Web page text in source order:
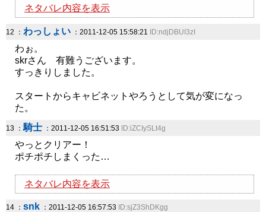
ネタバレ内容を表示
12 ： わっしょい ：2011-12-05 15:58:21 ID:ndjDBUI3zI
わぉ。
skrさん 有難うございます。
すっきりしました。
スタートからキャビネットやろうとして気が変になっ
た。
13 ：騎士 ：2011-12-05 16:51:53 ID:iZCIySLt4g
やっとクリアー！
ポチポチしまくった…
ネタバレ内容を表示
14 ： snk ：2011-12-05 16:57:53 ID:sjZ3ShDKgg